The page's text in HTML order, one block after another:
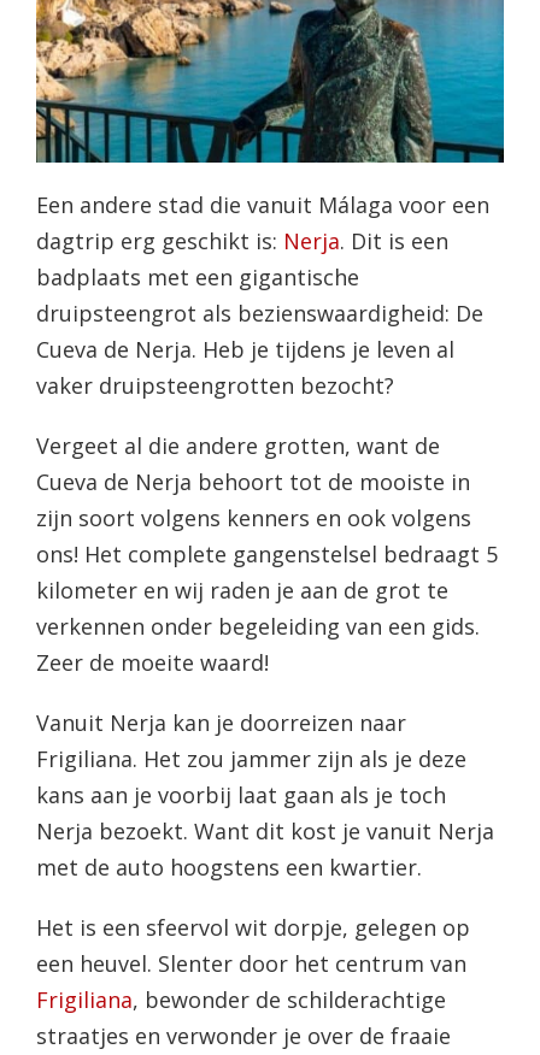
Een andere stad die vanuit Málaga voor een
dagtrip erg geschikt is: Nerja. Dit is een
badplaats met een gigantische
druipsteengrot als bezienswaardigheid: De
Cueva de Nerja. Heb je tijdens je leven al
vaker druipsteengrotten bezocht?
Vergeet al die andere grotten, want de
Cueva de Nerja behoort tot de mooiste in
zijn soort volgens kenners en ook volgens
ons! Het complete gangenstelsel bedraagt 5
kilometer en wij raden je aan de grot te
verkennen onder begeleiding van een gids.
Zeer de moeite waard!
Vanuit Nerja kan je doorreizen naar
Frigiliana. Het zou jammer zijn als je deze
kans aan je voorbij laat gaan als je toch
Nerja bezoekt. Want dit kost je vanuit Nerja
met de auto hoogstens een kwartier.
Het is een sfeervol wit dorpje, gelegen op
een heuvel. Slenter door het centrum van
Frigiliana, bewonder de schilderachtige
straatjes en verwonder je over de fraaie